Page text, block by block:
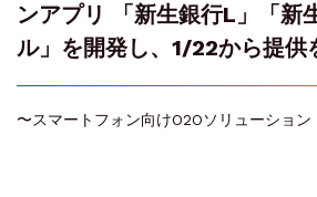
ンアプリ 「新生銀行L」「新
ル」を開発し、1/22から提供
〜スマートフォン向けO2Oソリューショ